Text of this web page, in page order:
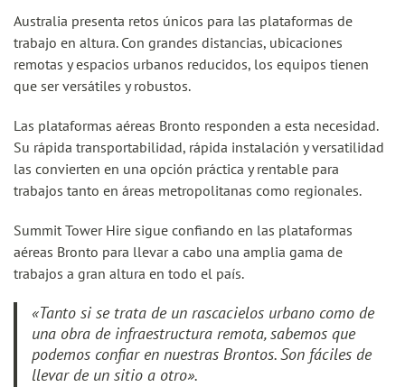
Australia presenta retos únicos para las plataformas de
trabajo en altura. Con grandes distancias, ubicaciones
remotas y espacios urbanos reducidos, los equipos tienen
que ser versátiles y robustos.
Las plataformas aéreas Bronto responden a esta necesidad.
Su rápida transportabilidad, rápida instalación y versatilidad
las convierten en una opción práctica y rentable para
trabajos tanto en áreas metropolitanas como regionales.
Summit Tower Hire sigue confiando en las plataformas
aéreas Bronto para llevar a cabo una amplia gama de
trabajos a gran altura en todo el país.
«Tanto si se trata de un rascacielos urbano como de
una obra de infraestructura remota, sabemos que
podemos confiar en nuestras Brontos. Son fáciles de
llevar de un sitio a otro».